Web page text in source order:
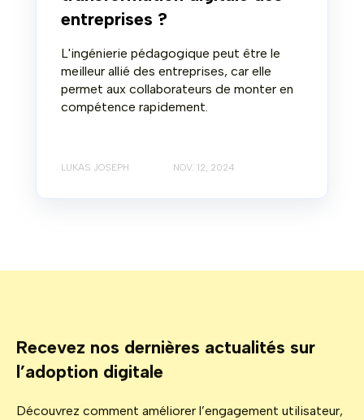
entreprises ?
L'ingénierie pédagogique peut être le
meilleur allié des entreprises, car elle
permet aux collaborateurs de monter en
compétence rapidement.
LUKAS JOSEPH NOV. 12, 2024
Recevez nos dernières actualités sur
l’adoption digitale
Découvrez comment améliorer l’engagement utilisateur,